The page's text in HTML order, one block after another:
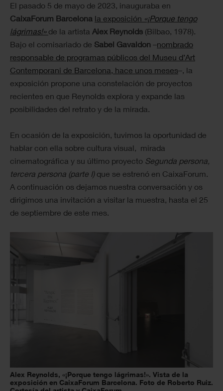
El pasado 5 de mayo de 2023, inauguraba en
CaixaForum Barcelona la exposición «¡Porque tengo
lágrimas!» de la artista Alex Reynolds (Bilbao, 1978).
Bajo el comisariado de Sabel Gavaldon –nombrado
responsable de programas públicos del Museu d’Art
Contemporani de Barcelona, hace unos meses–, la
exposición propone una constelación de proyectos
recientes en que Reynolds explora y expande las
posibilidades del retrato y de la mirada.
En ocasión de la exposición, tuvimos la oportunidad de
hablar con ella sobre cultura visual, mirada
cinematográfica y su último proyecto Segunda persona,
tercera persona (parte I)que se estrenó en CaixaForum.
A continuación os dejamos nuestra conversación y os
dirigimos una invitación a visitar la muestra, hasta el 25
de septiembre de este mes.
Alex Reynolds, «¡Porque tengo lágrimas!». Vista de la
exposición en CaixaForum Barcelona. Foto de Roberto Ruiz.